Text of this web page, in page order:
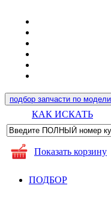
подбор запчасти по
КАК ИСКАТЬ
Показать корзину
ПОДБОР